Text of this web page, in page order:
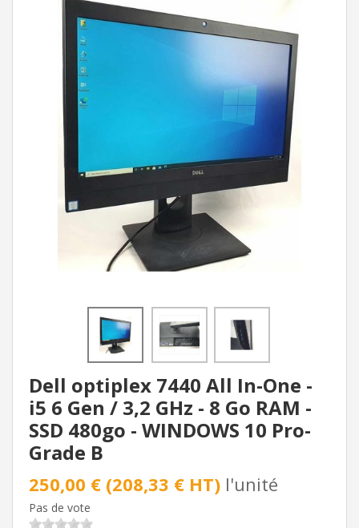
Dell optiplex 7440 All In-One -
i5 6 Gen / 3,2 GHz - 8 Go RAM -
SSD 480go - WINDOWS 10 Pro-
Grade B
250,00 € (208,33 € HT) l'unité
Pas de vote